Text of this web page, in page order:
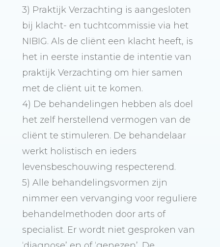
3) Praktijk Verzachting is aangesloten
bij klacht- en tuchtcommissie via het
NIBIG. Als de cliënt een klacht heeft, is
het in eerste instantie de intentie van
praktijk Verzachting om hier samen
met de cliënt uit te komen.
4) De behandelingen hebben als doel
het zelf herstellend vermogen van de
cliënt te stimuleren. De behandelaar
werkt holistisch en ieders
levensbeschouwing respecterend.
5) Alle behandelingsvormen zijn
nimmer een vervanging voor reguliere
behandelmethoden door arts of
specialist. Er wordt niet gesproken van